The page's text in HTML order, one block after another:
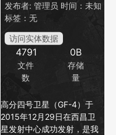
发布者: 管理员 时间：未知
标签：无
访问实体数据
4791
文件
数
0B
存储
量
高分四号卫星（GF-4）于
2015年12月29日在西昌卫
星发射中心成功发射，是我